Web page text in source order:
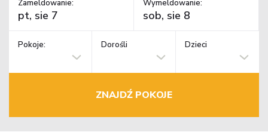
Zameldowanie: Wymeldowanie:
Pokoje: Dorośli Dzieci
ZNAJDŹ POKOJE